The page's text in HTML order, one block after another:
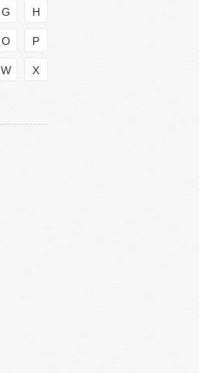
G H
O P
W X